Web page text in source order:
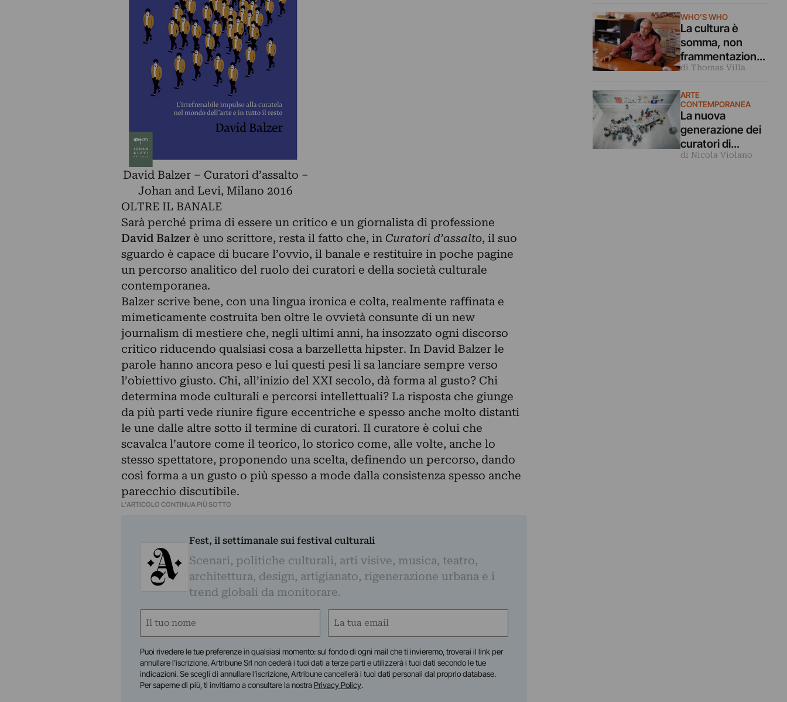
David Balzer – Curatori d’assalto –
Johan and Levi, Milano 2016
OLTRE IL BANALE
Sarà perché prima di essere un critico e un giornalista di professione
David Balzerè uno scrittore, resta il fatto che, in Curatori d’assalto, il suo
sguardo è capace di bucare l’ovvio, il banale e restituire in poche pagine
un percorso analitico del ruolo dei curatori e della società culturale
contemporanea.
Balzer scrive bene, con una lingua ironica e colta, realmente raffinata e
mimeticamente costruita ben oltre le ovvietà consunte di un new
journalism di mestiere che, negli ultimi anni, ha insozzato ogni discorso
critico riducendo qualsiasi cosa a barzelletta hipster. In David Balzer le
parole hanno ancora peso e lui questi pesi li sa lanciare sempre verso
l’obiettivo giusto. Chi, all’inizio del XXI secolo, dà forma al gusto? Chi
determina mode culturali e percorsi intellettuali? La risposta che giunge
da più parti vede riunire figure eccentriche e spesso anche molto distanti
le une dalle altre sotto il termine di curatori. Il curatore è colui che
scavalca l’autore come il teorico, lo storico come, alle volte, anche lo
stesso spettatore, proponendo una scelta, definendo un percorso, dando
così forma a un gusto o più spesso a mode dalla consistenza spesso anche
parecchio discutibile.
L'ARTICOLO CONTINUA PIÙ SOTTO
Fest, il settimanale sui festival culturali
Scenari, politiche culturali, arti visive, musica, teatro,
architettura, design, artigianato, rigenerazione urbana e i
trend globali da monitorare.
Nome
Email
Puoi rivedere le tue preferenze in qualsiasi momento: sul fondo di ogni mail che ti invieremo, troverai il link per
annullare l’iscrizione. Artribune Srl non cederà i tuoi dati a terze parti e utilizzerà i tuoi dati secondo le tue
indicazioni. Se scegli di annullare l’iscrizione, Artribune cancellerà i tuoi dati personali dal proprio database.
Per saperne di più, ti invitiamo a consultare la nostra Privacy Policy.
strumento per
elaborare il
dolore
WHO'S WHO
La cultura è
somma, non
frammentazione.
Il biochimico
racconta il
legame tra
scienza e arte
di Thomas Villa
ARTE
CONTEMPORANEA
La nuova
generazione dei
curatori di
Berlino:
di Nicola Violano